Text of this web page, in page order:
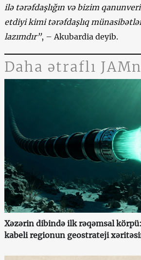
ilə tərəfdaşlığın və bizim
etdiyi kimi tərəfdaşlıq
lazımdır”, – Akubardia deyib.
Daha ətraflı
Xəzərin dibində ilk rəqəmsal
kabeli regionun geostrateji